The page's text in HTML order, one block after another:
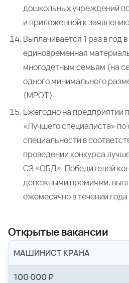
дошкольных учреждений
и приложенной к
Выплачивается 1 раз в год
единовременная
многодетным семьям (на
одного минимального
(МРОТ).
Ежегодно на предприятии
«Лучшего специалиста» по
специальности в
проведении конкурса
СЗ «ОБД». Победителей
денежными премиями,
ежемесячно в течении
Открытые вакансии
МАШИНИСТ КРАНА
100 000 ₽